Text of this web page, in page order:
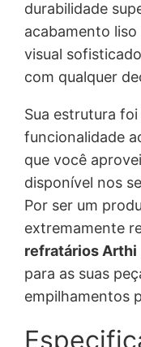
durabilidade
acabamento
visual
com qualquer
Sua estrutura
funcionalidade
que você
disponível nos
Por ser um
extremamente
refratários Arthi
para as suas
empilhamentos